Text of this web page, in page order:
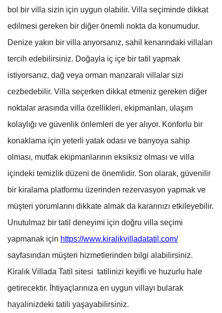
bol bir villa sizin için uygun olabilir. Villa seçiminde dikkat
edilmesi gereken bir diğer önemli nokta da konumudur.
Denize yakın bir villa arıyorsanız, sahil kenarındaki villaları
tercih edebilirsiniz. Doğayla iç içe bir tatil yapmak
istiyorsanız, dağ veya orman manzaralı villalar sizi
cezbedebilir. Villa seçerken dikkat etmeniz gereken diğer
noktalar arasında villa özellikleri, ekipmanları, ulaşım
kolaylığı ve güvenlik önlemleri de yer alıyor. Konforlu bir
konaklama için yeterli yatak odası ve banyoya sahip
olması, mutfak ekipmanlarının eksiksiz olması ve villa
içindeki temizlik düzeni de önemlidir. Son olarak, güvenilir
bir kiralama platformu üzerinden rezervasyon yapmak ve
müşteri yorumlarını dikkate almak da kararınızı etkileyebilir.
Unutulmaz bir tatil deneyimi için doğru villa seçimi
yapmanak için https://www.kiralikvilladatatil.com/
sayfasından müşteri hizmetlerinden bilgi alabilirsiniz.
Kiralık Villada Tatil sitesi tatilinizi keyifli ve huzurlu hale
getirecektir. İhtiyaçlarınıza en uygun villayı bularak
hayalinizdeki tatili yaşayabilirsiniz.